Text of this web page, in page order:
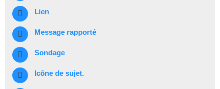
Lien
Message rapporté
Sondage
Icône de sujet.